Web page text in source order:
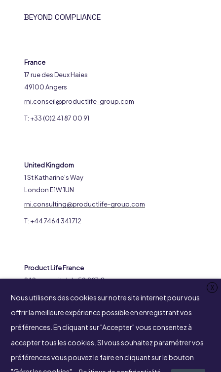
BEYOND COMPLIANCE
France
17 rue des Deux Haies
49100 Angers
rni.conseil@productlife-group.com
T: +33 (0)2 41 87 00 91
United Kingdom
1 St Katharine’s Way
London E1W 1UN
rni.consulting@productlife-group.com
T: +44 7464 341 712
Product Life France
SAS au capital de 59.287 €
92400 Courbevoie
SUIVEZ-NOUS
X
Nous utilisons des cookies sur notre site internet pour vous
offrir la meilleure expérience possible en enregistrant vos
préférences. En cliquant sur "Accepter" vous consentez à
accepter tous les cookies. SI vous souhaitez paramétrer vos
préférences vous pouvez le faire en cliquant sur le bouton